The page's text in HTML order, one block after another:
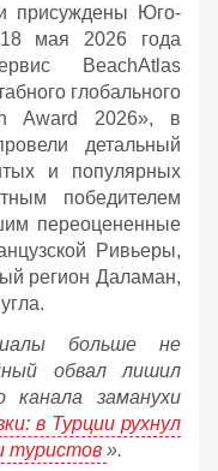
присуждены Юго-
мая 2026 года
BeachAtlas
глобального
Award 2026», в
детальный
и популярных
победителем
переоцененные
Ривьеры,
регион Даламан,
больше не
обвал лишил
канала заманухи
в Турции рухнул
туристов ».